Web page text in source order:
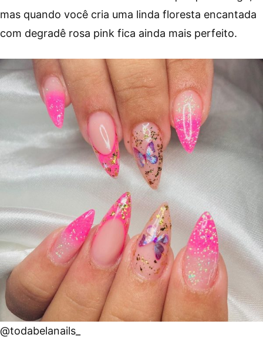
mas quando você cria uma linda floresta encantada
com degradê rosa pink fica ainda mais perfeito.
@todabelanails_